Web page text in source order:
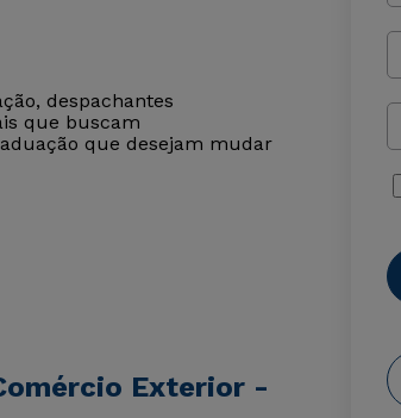
despachantes
que buscam
que desejam mudar
Exterior -